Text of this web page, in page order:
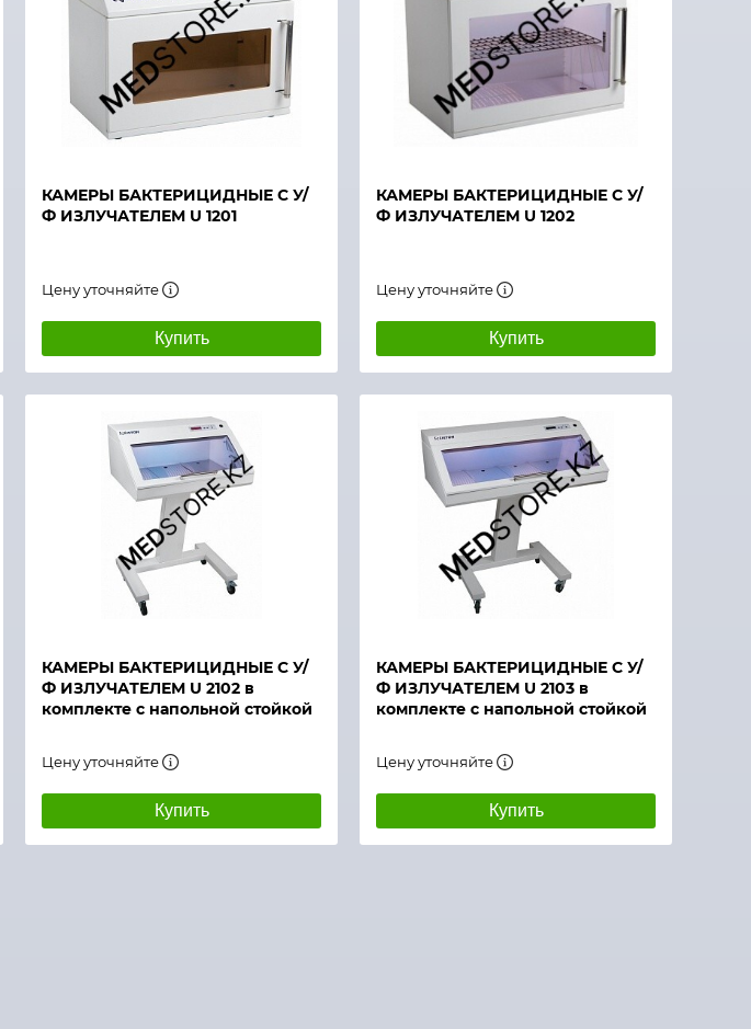
КАМЕРЫ БАКТЕРИЦИДНЫЕ С У/
Ф ИЗЛУЧАТЕЛЕМ U 1201
Цену уточняйте
Купить
Быстрый просмотр
КАМЕРЫ БАКТЕРИЦИДНЫЕ С У/
Ф ИЗЛУЧАТЕЛЕМ U 1202
Цену уточняйте
Купить
КАМЕРЫ БАКТЕРИЦИДНЫЕ С У/
Ф ИЗЛУЧАТЕЛЕМ U 2102 в
комплекте с напольной стойкой
Цену уточняйте
Купить
Быстрый просмотр
КАМЕРЫ БАКТЕРИЦИДНЫЕ С У/
Ф ИЗЛУЧАТЕЛЕМ U 2103 в
комплекте с напольной стойкой
Цену уточняйте
Купить